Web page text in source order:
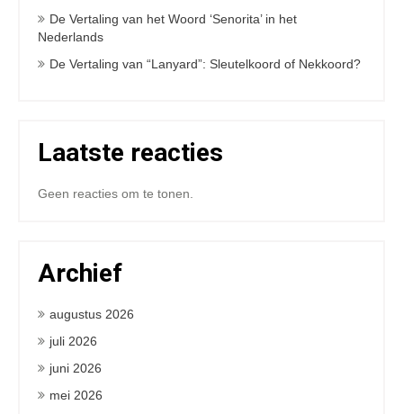
De Vertaling van het Woord ‘Senorita’ in het
Nederlands
De Vertaling van “Lanyard”: Sleutelkoord of Nekkoord?
Laatste reacties
Geen reacties om te tonen.
Archief
augustus 2026
juli 2026
juni 2026
mei 2026